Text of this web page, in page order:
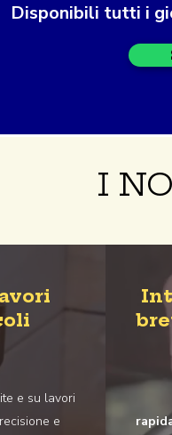
Disponibili tutti i
I
e su lavori
e